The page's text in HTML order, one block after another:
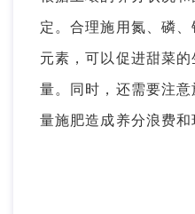
定。合理施用氮、磷
元素，可以促进甜菜
量。同时，还需要注
量施肥造成养分浪费和